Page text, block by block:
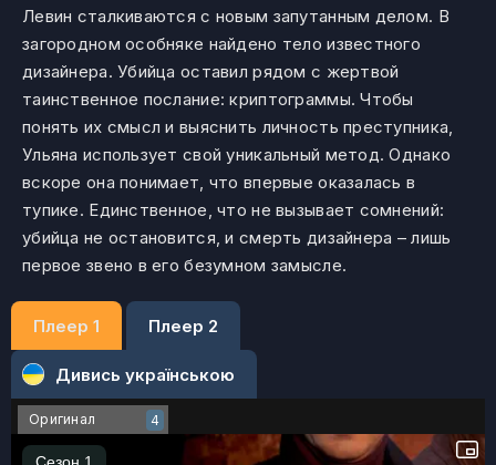
Левин сталкиваются с новым запутанным делом. В
загородном особняке найдено тело известного
дизайнера. Убийца оставил рядом с жертвой
таинственное послание: криптограммы. Чтобы
понять их смысл и выяснить личность преступника,
Ульяна использует свой уникальный метод. Однако
вскоре она понимает, что впервые оказалась в
тупике. Единственное, что не вызывает сомнений:
убийца не остановится, и смерть дизайнера – лишь
первое звено в его безумном замысле.
Плеер 1 Плеер 2
Дивись українською
Оригинал 4